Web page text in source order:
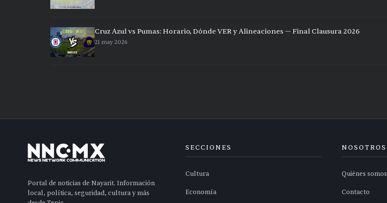
Cruz Azul vs Pumas: Horario, Dónde VER y Alineaciones — Final Clausura 2026
21 may 2026
Portal de noticias de Nayarit. Información
local, política, seguridad, cultura y más
SECCIONES
Cultura
Economía
NOSOTROS
Quiénes somos
Contacto